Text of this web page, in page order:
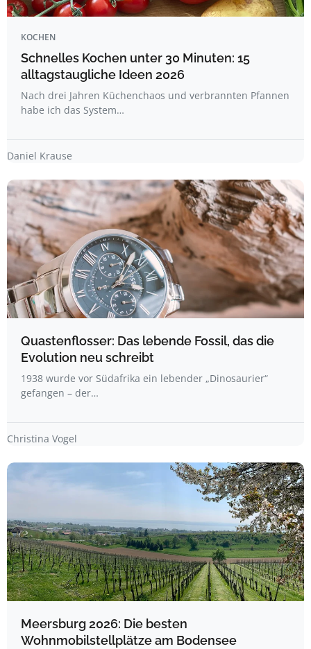
KOCHEN
Schnelles Kochen unter 30 Minuten: 15
alltagstaugliche Ideen 2026
Nach drei Jahren Küchenchaos und verbrannten Pfannen
habe ich das System…
Daniel Krause
Quastenflosser: Das lebende Fossil, das die
Evolution neu schreibt
1938 wurde vor Südafrika ein lebender „Dinosaurier“
gefangen – der…
Christina Vogel
Meersburg 2026: Die besten
Wohnmobilstellplätze am Bodensee